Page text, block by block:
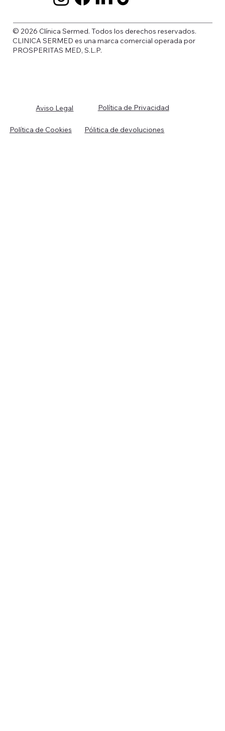
© 2026 Clínica Sermed. Todos los derechos reservados.
CLINICA SERMED es una marca comercial operada por
PROSPERITAS MED, S.L.P.
Aviso Legal Política de Privacidad
Política de Cookies Pólitica de devoluciones